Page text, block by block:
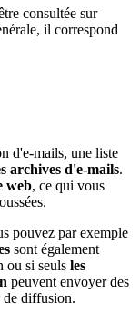
consultée sur
il correspond
d'e-mails, une liste
archives d'e-mails.
web, ce qui vous
pouvez par exemple
sont également
ou si seuls les
peuvent envoyer des
de diffusion.